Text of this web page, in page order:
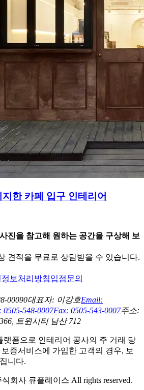
한 카페 입구 인테리어
진을 참고해 원하는 공간을 구상해 보
견적을 무료로 상담받을 수 있습니다.
보처리방침입점문의
00090대표자: 이강호Email:
0505-548-0007Fax: 0505-543-0007주소:
트윈시티 남산 712
랫폼으로 인테리어 공사의 주 거래 당
증서비스에 가입한 고객의 경우, 보
니다.
회사 큐플레이스 All rights reserved.